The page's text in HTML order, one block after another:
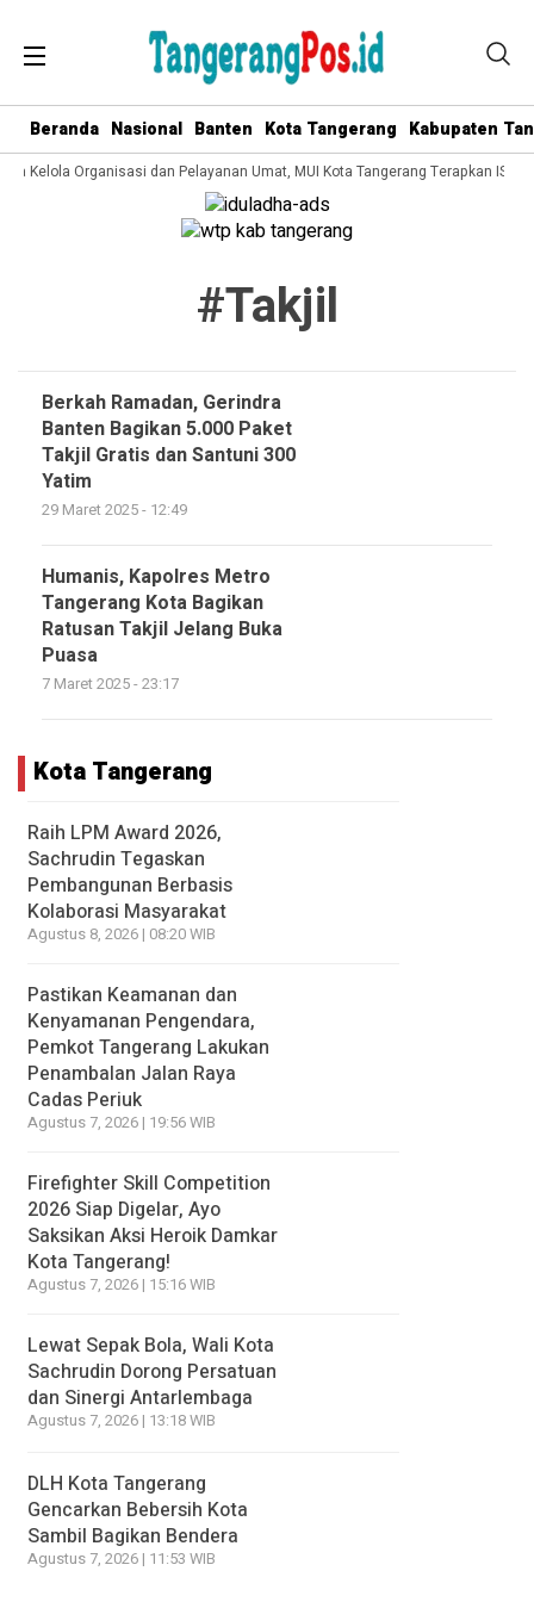
Beranda Nasional Banten Kota Tangerang Kabupaten
Kelola Organisasi dan Pelayanan Umat, MUI Kota Tangerang Terapkan ISO
#takjil
Berkah Ramadan, Gerindra
Banten Bagikan 5.000 Paket
Takjil Gratis dan Santuni 300
Yatim
29 Maret 2025 - 12:49
Humanis, Kapolres Metro
Tangerang Kota Bagikan
Ratusan Takjil Jelang Buka
Puasa
7 Maret 2025 - 23:17
Kota Tangerang
Raih LPM Award 2026,
Sachrudin Tegaskan
Pembangunan Berbasis
Kolaborasi Masyarakat
Agustus 8, 2026 | 08:20 WIB
Pastikan Keamanan dan
Kenyamanan Pengendara,
Pemkot Tangerang Lakukan
Penambalan Jalan Raya
Cadas Periuk
Agustus 7, 2026 | 19:56 WIB
Firefighter Skill Competition
2026 Siap Digelar, Ayo
Saksikan Aksi Heroik Damkar
Kota Tangerang!
Agustus 7, 2026 | 15:16 WIB
Lewat Sepak Bola, Wali Kota
Sachrudin Dorong Persatuan
dan Sinergi Antarlembaga
Agustus 7, 2026 | 13:18 WIB
DLH Kota Tangerang
Gencarkan Bebersih Kota
Sambil Bagikan Bendera
Agustus 7, 2026 | 11:53 WIB